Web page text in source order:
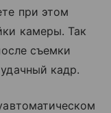
при этом
камеры. Так
съемки
кадр.